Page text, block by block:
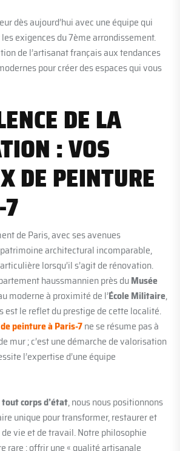
dès aujourd’hui avec une équipe qui
exigences du 7ème arrondissement.
de l’artisanat français aux tendances
pour créer des espaces qui vous
DE LA
: VOS
DE PEINTURE
de Paris, avec ses avenues
architectural incomparable,
lorsqu’il s’agit de rénovation.
haussmannien près duMusée
moderne à proximité de l’École Militaire,
est le reflet du prestige de cette localité.
peinture à Paris-7ne se résume pas à
mur ; c’est une démarche de valorisation
l’expertise d’une équipe
corps d’état, nous nous positionnons
unique pour transformer, restaurer et
vie et de travail. Notre philosophie
rare : offrir une « qualité artisanale